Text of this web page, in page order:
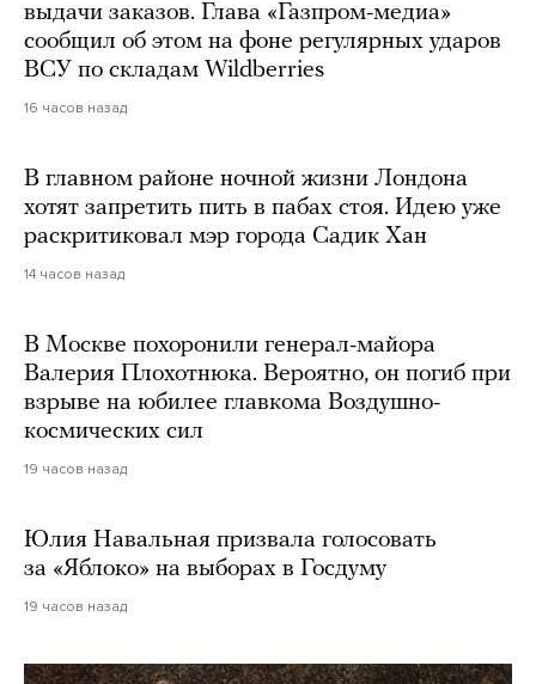
выдачи заказов. Глава «Газпром-медиа»
сообщил об этом на фоне регулярных ударов
ВСУ по складам Wildberries
16 часов назад
В главном районе ночной жизни Лондона
хотят запретить пить в пабах стоя. Идею уже
раскритиковал мэр города Садик Хан
14 часов назад
В Москве похоронили генерал-майора
Валерия Плохотнюка. Вероятно, он погиб при
взрыве на юбилее главкома Воздушно-
космических сил
19 часов назад
Юлия Навальная призвала голосовать
за «Яблоко» на выборах в Госдуму
19 часов назад